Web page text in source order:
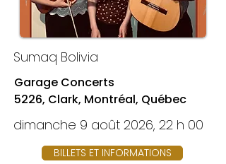
Sumaq Bolivia
Garage Concerts
5226, Clark, Montréal, Québec
dimanche 9 août 2026, 22 h 00
BILLETS ET INFORMATIONS